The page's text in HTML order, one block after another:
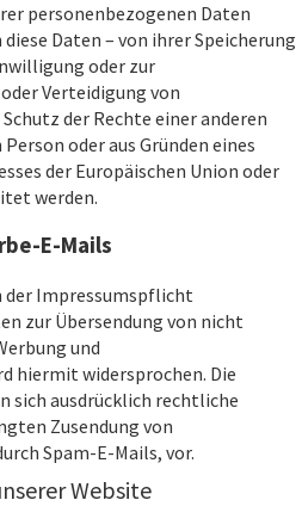
personenbezogenen Daten
Daten – von ihrer Speicherung
oder zur
Verteidigung von
der Rechte einer anderen
oder aus Gründen eines
der Europäischen Union oder
werden.
E-Mails
der Impressumspflicht
zur Übersendung von nicht
und
hiermit widersprochen. Die
sich ausdrücklich rechtliche
Zusendung von
Spam-E-Mails, vor.
Website